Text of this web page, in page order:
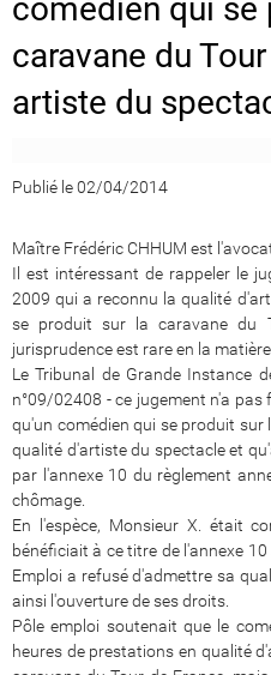
comédien qui se
caravane du
artiste du
Publié le 02/04/2014
Maître Frédéric CHHUM est
Il est intéressant de rappeler le
2009 qui a reconnu la qualité
se produit sur la caravane du
jurisprudence est rare en la matière
Le Tribunal de Grande Instance
n°09/02408 - ce jugement n'a
qu'un comédien qui se produit sur
qualité d'artiste du spectacle et
par l'annexe 10 du règlement
chômage.
En l'espèce, Monsieur X. était
bénéficiait à ce titre de l'annexe
Emploi a refusé d'admettre sa
ainsi l'ouverture de ses droits.
Pôle emploi soutenait que le
heures de prestations en qualité